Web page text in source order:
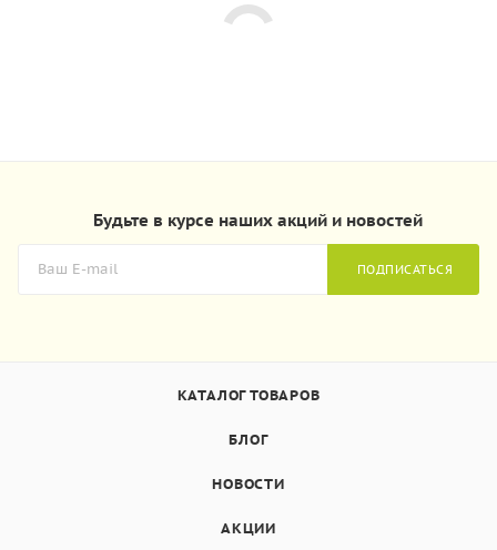
Будьте в курсе наших акций и новостей
ПОДПИСАТЬСЯ
КАТАЛОГ ТОВАРОВ
БЛОГ
НОВОСТИ
АКЦИИ